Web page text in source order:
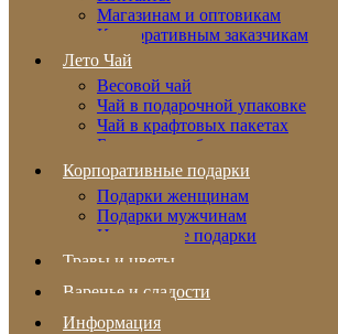
Магазинам и оптовикам
Корпоративным заказчикам
Лето Чай
Весовой чай
Чай в подарочной упаковке
Чай в крафтовых пакетах
Бальзамы и сбитни
Корпоративные подарки
Подарки женщинам
Подарки мужчинам
Новогодние подарки
Травы и цветы
Варенье и сладости
Информация